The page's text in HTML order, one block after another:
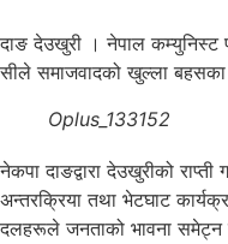
दाङ देउखुरी । नेपाल कम्युनिस्ट
सीले समाजवादको खुल्ला
Oplus_133152
नेकपा दाङद्वारा देउखुरीको
अन्तरक्रिया तथा भेटघाट
दलहरूले जनताको भावना